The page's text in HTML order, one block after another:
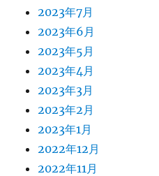
2023年7月
2023年6月
2023年5月
2023年4月
2023年3月
2023年2月
2023年1月
2022年12月
2022年11月